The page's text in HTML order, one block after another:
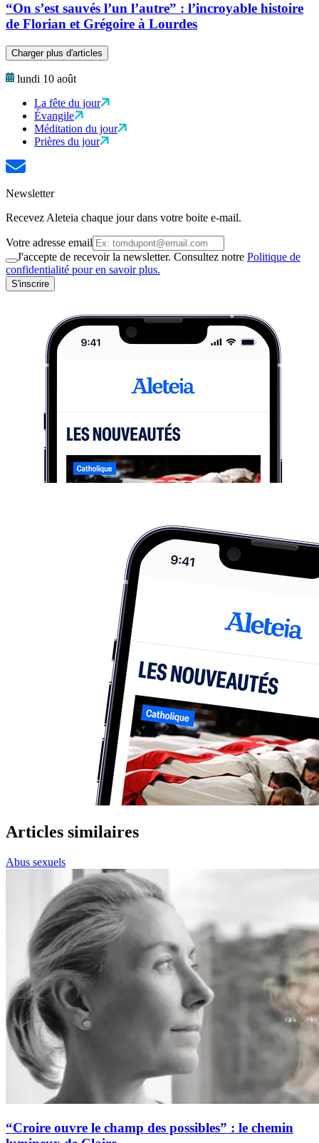
“On s’est sauvés l’un l’autre” : l’incroyable histoire
de Florian et Grégoire à Lourdes
Charger plus d'articles
lundi 10 août
La fête du jour
Évangile
Méditation du jour
Prières du jour
Newsletter
Recevez Aleteia chaque jour dans votre boite e-mail.
Votre adresse email
J'accepte de recevoir la newsletter. Consultez notre Politique de
confidentialité pour en savoir plus.
S'inscrire
Articles similaires
Abus sexuels
“Croire ouvre le champ des possibles” : le chemin